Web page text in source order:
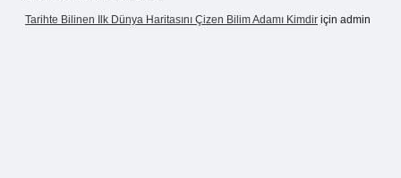
Tarihte Bilinen Ilk Dünya Haritasını Çizen Bilim Adamı Kimdir için admin